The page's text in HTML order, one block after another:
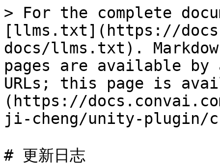
> For the complete
[llms.txt](https://
docs/llms.txt).
pages are available by
URLs; this page is
(https://
ji-cheng/unity-plugin/
# 更新日志